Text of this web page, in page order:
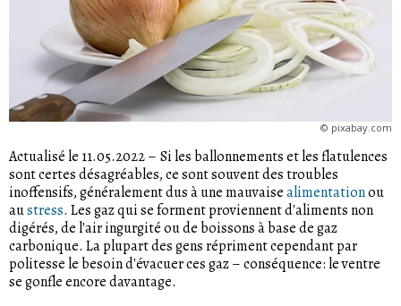
© pixabay.com
Actualisé le 11.05.2022– Si les ballonnements et les flatulences
sont certes désagréables, ce sont souvent des troubles
inoffensifs, généralement dus à une mauvaisealimentationou
austress. Les gaz qui se forment proviennent d'aliments non
digérés, de l'air ingurgité ou de boissons à base de gaz
carbonique. La plupart des gens répriment cependant par
politesse le besoin d'évacuer ces gaz – conséquence: le ventre
se gonfle encore davantage.